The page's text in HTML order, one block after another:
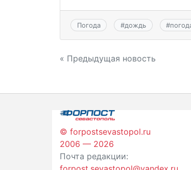
Погода #дождь #
Навигация
записям
« Предыдущая новость
© forpostsevastopol.ru
2006 — 2026
Почта редакции: